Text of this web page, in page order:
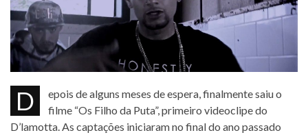
Depois de alguns meses de espera, finalmente saiu o
filme “Os Filho da Puta”, primeiro videoclipe do
D’lamotta. As captações iniciaram no final do ano passado